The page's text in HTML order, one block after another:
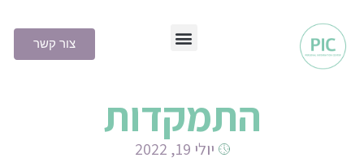
צור קשר
התמקדות
יולי 19, 2022